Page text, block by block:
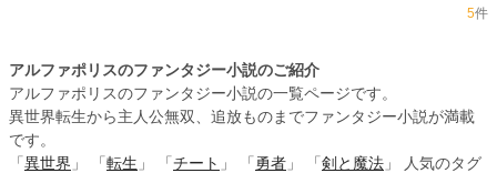
5件
アルファポリスのファンタジー小説のご紹介
アルファポリスのファンタジー小説の一覧ページです。
異世界転生から主人公無双、追放ものまでファンタジー小説が満載
です。
「 異世界 」 「 転生 」 「 チート 」 「 勇者 」 「 剣と魔法 」 人気のタグ